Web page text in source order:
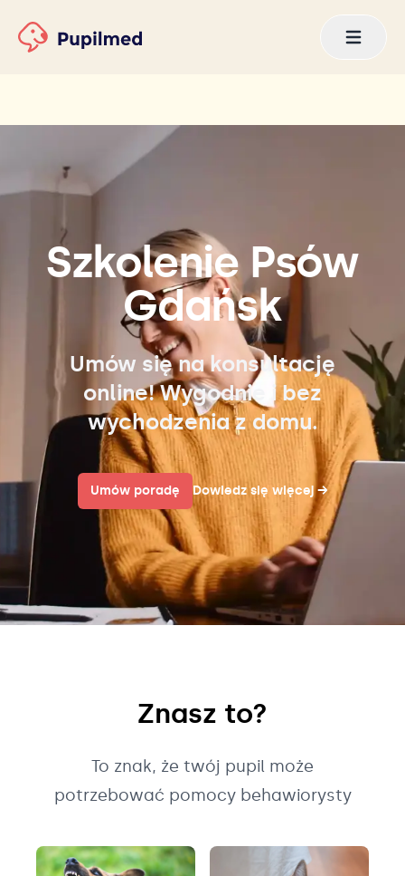
Szkolenie Psów
Gdańsk
Umów się na konsultację
online! Wygodnie i bez
wychodzenia z domu.
Umów poradę Dowiedz się więcej→
Znasz to?
To znak, że twój pupil może
potrzebować pomocy behawiorysty